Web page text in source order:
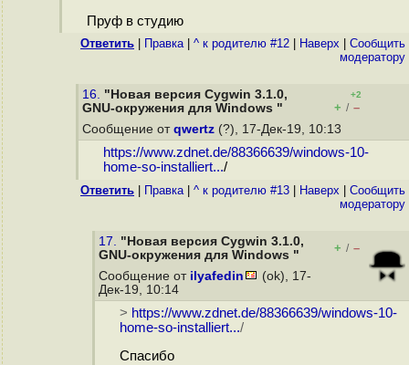
Пруф в студию
Ответить Правка| ^ к родителю #12 Наверх
Cообщить
модератору
16. "Новая версия Cygwin 3.1.0,
GNU-окружения для Windows "
+2
+ / –
Сообщение от qwertz (?), 17-Дек-19, 10:13
https://www.zdnet.de/88366639/windows-10-
home-so-installiert.../
Ответить Правка| ^ к родителю #13 Наверх
Cообщить
модератору
17. "Новая версия Cygwin 3.1.0,
GNU-окружения для Windows "
+ / –
Сообщение от ilyafedin
(ok), 17-
Дек-19, 10:14
> https://www.zdnet.de/88366639/windows-10-
home-so-installiert.../
Спасибо